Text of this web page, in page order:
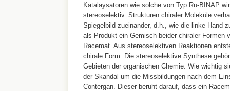
Katalaysatoren wie solche von Typ Ru-BINAP
stereoselektiv. Strukturen chiraler Moleküle
Spiegelbild zueinander, d.h., wie die linke Hand
als Produkt ein Gemisch beider chiraler Formen
Racemat. Aus stereoselektiven Reaktionen
chirale Form. Die stereoselektive Synthese
Gebieten der organischen Chemie. Wie wichtig
der Skandal um die Missbildungen nach dem
Contergan. Dieser beruht darauf, dass ein